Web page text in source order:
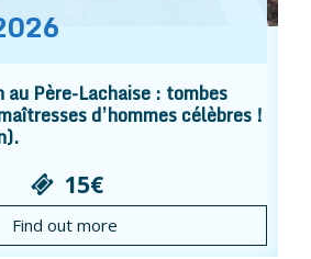
au Père-Lachaise : tombes
d’hommes célèbres !
15€
Find out more